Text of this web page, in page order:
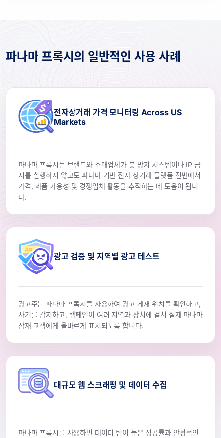
파나마 프록시의 일반적인 사용 사례
전자상거래 가격 모니터링 Across US
Markets
파나마 프록시는 브랜드와 소매업체가 봇 방지 시스템이나 IP 금
지를 실행하지 않고도 파나마 기반 전자 상거래 플랫폼 전반에서
가격, 제품 가용성 및 경쟁업체 활동을 추적하는 데 도움이 됩니
다.
광고 검증 및 지역별 광고 테스트
광고주는 파나마 프록시를 사용하여 광고 게재 위치를 확인하고,
사기를 감지하고, 캠페인이 여러 지역과 장치에 걸쳐 실제 파나마
잠재 고객에게 올바르게 표시되도록 합니다.
대규모 웹 스크래핑 및 데이터 수집
파나마 프록시를 사용하면 데이터 팀이 높은 성공률과 안정적인